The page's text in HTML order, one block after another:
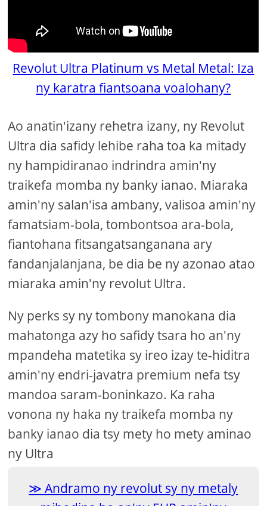
Revolut Ultra Platinum vs Metal Metal: Iza
ny karatra fiantsoana voalohany?
Ao anatin'izany rehetra izany, ny Revolut
Ultra dia safidy lehibe raha toa ka mitady
ny hampidiranao indrindra amin'ny
traikefa momba ny banky ianao. Miaraka
amin'ny salan'isa ambany, valisoa amin'ny
famatsiam-bola, tombontsoa ara-bola,
fiantohana fitsangatsanganana ary
fandanjalanjana, be dia be ny azonao atao
miaraka amin'ny revolut Ultra.
Ny perks sy ny tombony manokana dia
mahatonga azy ho safidy tsara ho an'ny
mpandeha matetika sy ireo izay te-hiditra
amin'ny endri-javatra premium nefa tsy
mandoa saram-boninkazo. Ka raha
vonona ny haka ny traikefa momba ny
banky ianao dia tsy mety ho mety aminao
ny Ultra
Andramo ny revolut sy ny metaly